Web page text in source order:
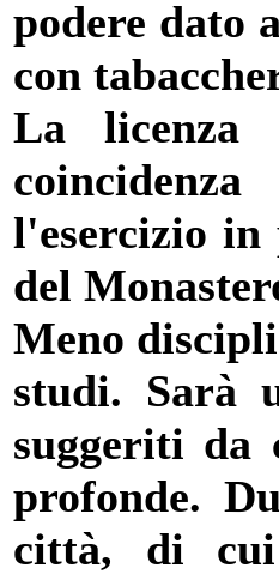
podere dato
con
La licenza
l'esercizio
del
Meno
studi. Sarà
suggeriti da
profonde.
città, di cui